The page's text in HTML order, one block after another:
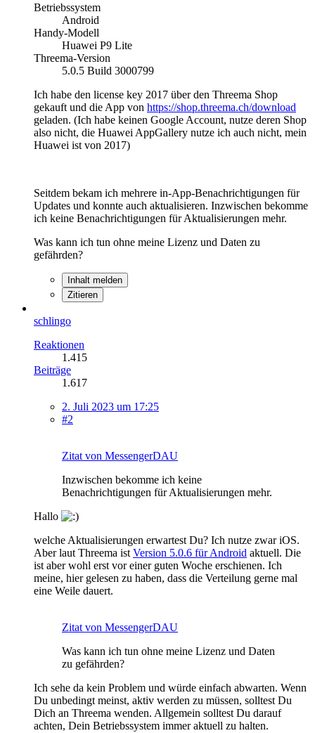
Betriebssystem
Android
Handy-Modell
Huawei P9 Lite
Threema-Version
5.0.5 Build 3000799
Ich habe den license key 2017 über den Threema Shop
gekauft und die App von https://shop.threema.ch/download
geladen. (Ich habe keinen Google Account, nutze deren Shop
also nicht, die Huawei AppGallery nutze ich auch nicht, mein
Huawei ist von 2017)
Seitdem bekam ich mehrere in-App-Benachrichtigungen für
Updates und konnte auch aktualisieren. Inzwischen bekomme
ich keine Benachrichtigungen für Aktualisierungen mehr.
Was kann ich tun ohne meine Lizenz und Daten zu
gefährden?
Inhalt melden
Zitieren
schlingo
Reaktionen
1.415
Beiträge
1.617
2. Juli 2023 um 17:25
#2
Zitat von MessengerDAU
Inzwischen bekomme ich keine
Benachrichtigungen für Aktualisierungen mehr.
Hallo
welche Aktualisierungen erwartest Du? Ich nutze zwar iOS.
Aber laut Threema ist Version 5.0.6 für Android aktuell. Die
ist aber wohl erst vor einer guten Woche erschienen. Ich
meine, hier gelesen zu haben, dass die Verteilung gerne mal
eine Weile dauert.
Zitat von MessengerDAU
Was kann ich tun ohne meine Lizenz und Daten
zu gefährden?
Ich sehe da kein Problem und würde einfach abwarten. Wenn
Du unbedingt meinst, aktiv werden zu müssen, solltest Du
Dich an Threema wenden. Allgemein solltest Du darauf
achten, Dein Betriebssystem immer aktuell zu halten.